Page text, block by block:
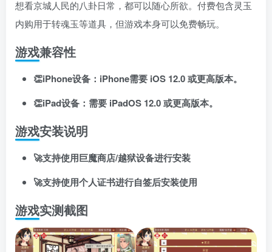
想看京城人民的八卦日常，都可以随心所欲。付费包含灵玉
内购用于转魂玉等道具，但游戏本身可以免费畅玩。
游戏兼容性
👏iPhone设备：iPhone需要 iOS 12.0 或更高版本。
👏iPad设备：需要 iPadOS 12.0 或更高版本。
游戏安装说明
🚀支持使用巨魔商店/越狱设备进行安装
🚀支持使用个人证书进行自签后安装使用
游戏实测截图
使用社交账号登录即表示同意用户协议、隐私声明